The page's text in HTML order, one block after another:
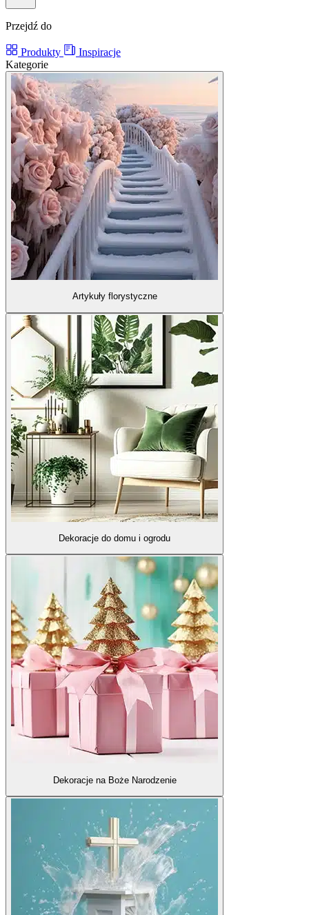
Przejdź do
Produkty
Inspiracje
Kategorie
Artykuły florystyczne
Dekoracje do domu i ogrodu
Dekoracje na Boże Narodzenie